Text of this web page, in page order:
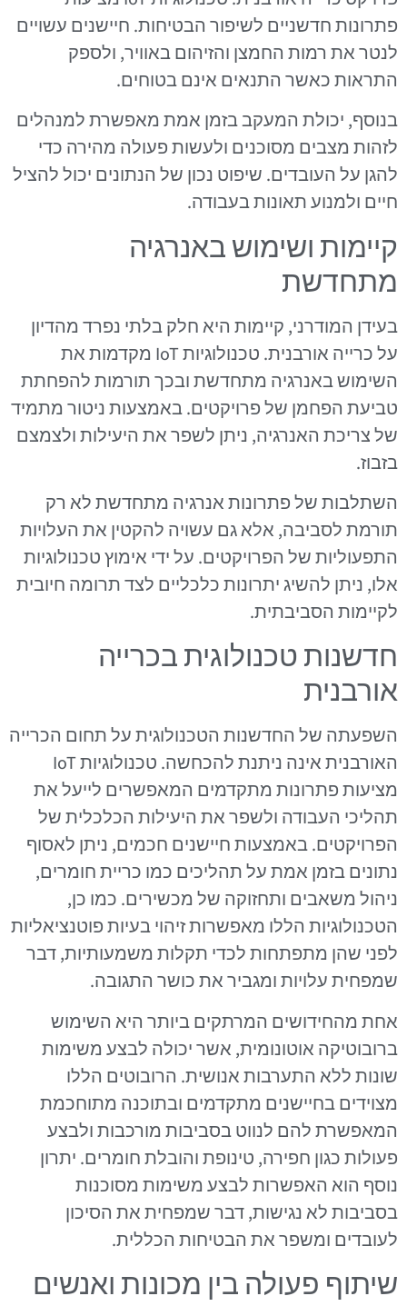
פתרונות חדשניים לשיפור הבטיחות. חיישנים עשויים
לנטר את רמות החמצן והזיהום באוויר, ולספק
התראות כאשר התנאים אינם בטוחים.
בנוסף, יכולת המעקב בזמן אמת מאפשרת למנהלים
לזהות מצבים מסוכנים ולעשות פעולה מהירה כדי
להגן על העובדים. שיפוט נכון של הנתונים יכול להציל
חיים ולמנוע תאונות בעבודה.
קיימות ושימוש באנרגיה
מתחדשת
בעידן המודרני, קיימות היא חלק בלתי נפרד מהדיון
על כרייה אורבנית. טכנולוגיות IoT מקדמות את
השימוש באנרגיה מתחדשת ובכך תורמות להפחתת
טביעת הפחמן של פרויקטים. באמצעות ניטור מתמיד
של צריכת האנרגיה, ניתן לשפר את היעילות ולצמצם
בזבוז.
השתלבות של פתרונות אנרגיה מתחדשת לא רק
תורמת לסביבה, אלא גם עשויה להקטין את העלויות
התפעוליות של הפרויקטים. על ידי אימוץ טכנולוגיות
אלו, ניתן להשיג יתרונות כלכליים לצד תרומה חיובית
לקיימות הסביבתית.
חדשנות טכנולוגית בכרייה
אורבנית
השפעתה של החדשנות הטכנולוגית על תחום הכרייה
האורבנית אינה ניתנת להכחשה. טכנולוגיות IoT
מציעות פתרונות מתקדמים המאפשרים לייעל את
תהליכי העבודה ולשפר את היעילות הכלכלית של
הפרויקטים. באמצעות חיישנים חכמים, ניתן לאסוף
נתונים בזמן אמת על תהליכים כמו כריית חומרים,
ניהול משאבים ותחזוקה של מכשירים. כמו כן,
הטכנולוגיות הללו מאפשרות זיהוי בעיות פוטנציאליות
לפני שהן מתפתחות לכדי תקלות משמעותיות, דבר
שמפחית עלויות ומגביר את כושר התגובה.
אחת מהחידושים המרתקים ביותר היא השימוש
ברובוטיקה אוטונומית, אשר יכולה לבצע משימות
שונות ללא התערבות אנושית. הרובוטים הללו
מצוידים בחיישנים מתקדמים ובתוכנה מתוחכמת
המאפשרת להם לנווט בסביבות מורכבות ולבצע
פעולות כגון חפירה, טינופת והובלת חומרים. יתרון
נוסף הוא האפשרות לבצע משימות מסוכנות
בסביבות לא נגישות, דבר שמפחית את הסיכון
לעובדים ומשפר את הבטיחות הכללית.
שיתוף פעולה בין מכונות ואנשים